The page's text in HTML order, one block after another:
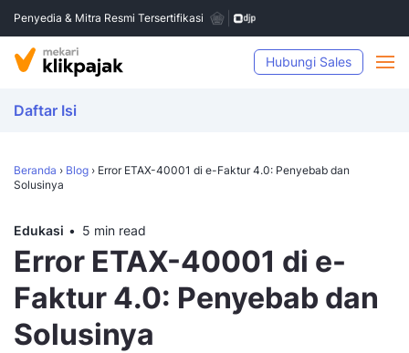
Penyedia & Mitra Resmi Tersertifikasi
Hubungi Sales
Daftar Isi
Beranda › Blog › Error ETAX-40001 di e-Faktur 4.0: Penyebab dan
Solusinya
Edukasi 5 min read
Error ETAX-40001 di e-
Faktur 4.0: Penyebab dan
Solusinya